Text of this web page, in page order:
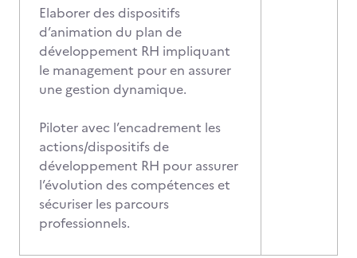
Elaborer des dispositifs
d’animation du plan de
développement RH impliquant
le management pour en assurer
une gestion dynamique.
Piloter avec l’encadrement les
actions/dispositifs de
développement RH pour assurer
l’évolution des compétences et
sécuriser les parcours
professionnels.